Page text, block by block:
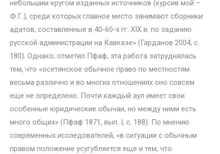
небольшим кругом изданных источников (курсив мой –
Ф.Г.), среди которых главное место занимают сборники
адатов, составленные в 40-60-х гг. XIX в. по заданию
русской администрации на Кавказе» (Гарданов 2004, с.
180). Однако, отметил Пфаф, эта работа затруднялась
тем, что «осетинское обычное право по местностям
весьма различно и во многих отношениях оно совсем
еще не определено. Почти каждый аул имеет свои
особенные юридические обычаи, но между ними есть
много общих» (Пфаф 1871, вып. I, с. 188). По мнению
современных исследователей, «в ситуации с обычным
правом положение усугубляется еще и тем, что